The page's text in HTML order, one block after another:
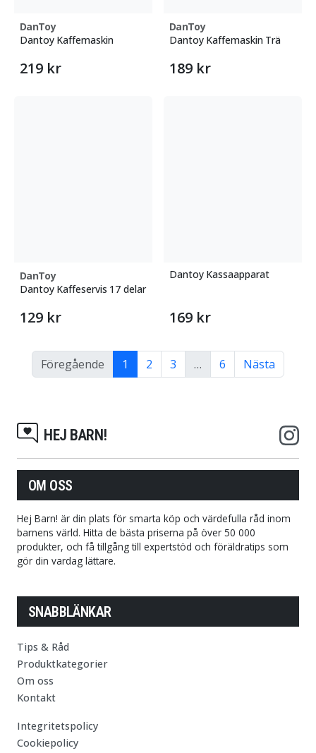
DanToy
Dantoy Kaffemaskin
219 kr
DanToy
Dantoy Kaffemaskin Trä
189 kr
DanToy
Dantoy Kaffeservis 17 delar
129 kr
Dantoy Kassaapparat
169 kr
Föregående 1 2 3 … 6 Nästa
HEJ BARN!
OM OSS
Hej Barn! är din plats för smarta köp och värdefulla råd inom
barnens värld. Hitta de bästa priserna på över 50 000
produkter, och få tillgång till expertstöd och föräldratips som
gör din vardag lättare.
SNABBLÄNKAR
Tips & Råd
Produktkategorier
Om oss
Kontakt
Integritetspolicy
Cookiepolicy